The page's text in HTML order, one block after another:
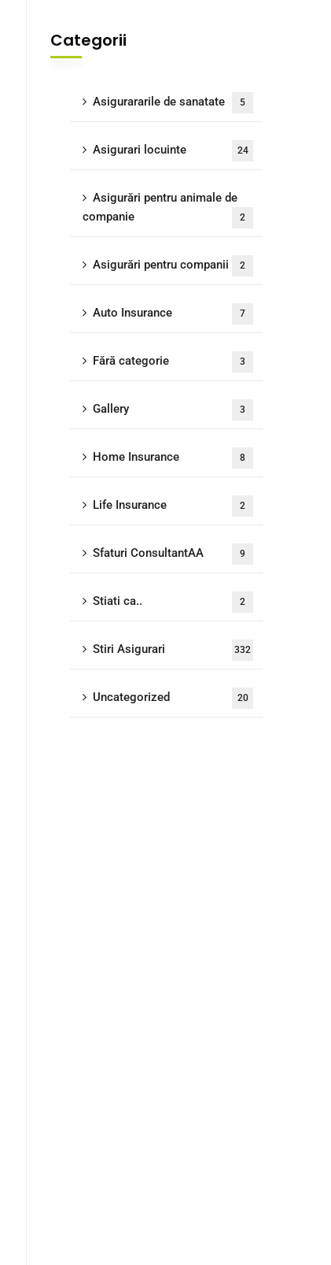
Categorii
Asigurararile de sanatate 5
Asigurari locuinte 24
Asigurări pentru animale de
companie
2
Asigurări pentru companii 2
Auto Insurance 7
Fără categorie 3
Gallery 3
Home Insurance 8
Life Insurance 2
Sfaturi ConsultantAA 9
Stiati ca.. 2
Stiri Asigurari 332
Uncategorized 20